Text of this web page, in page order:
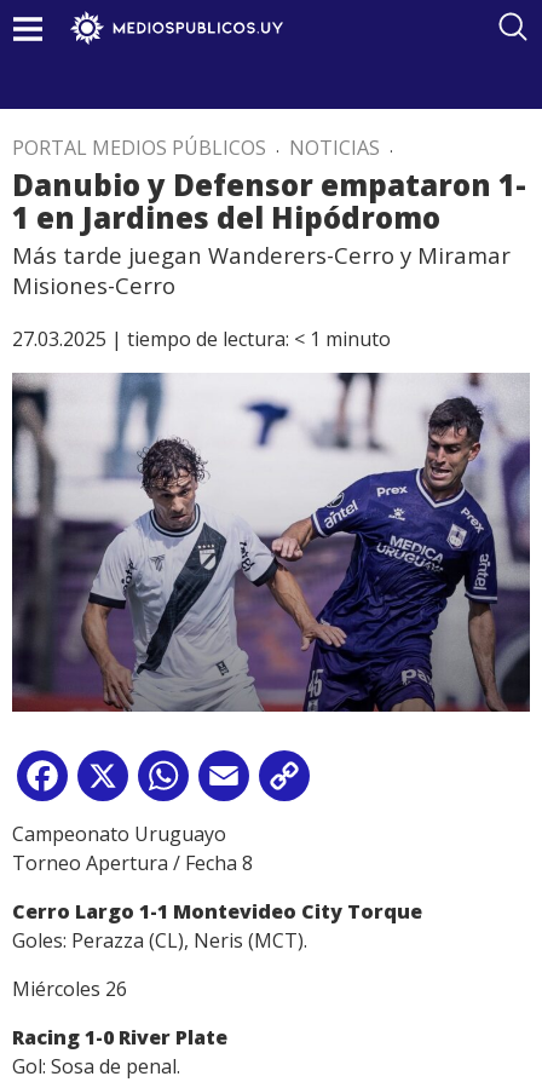
PORTAL MEDIOS PÚBLICOS . NOTICIAS .
Danubio y Defensor empataron 1-
1 en Jardines del Hipódromo
Más tarde juegan Wanderers-Cerro y Miramar
Misiones-Cerro
27.03.2025 | tiempo de lectura: < 1 minuto
Facebook
X WhatsApp
Email
Campeonato Uruguayo
Torneo Apertura / Fecha 8
Cerro Largo 1-1 Montevideo City Torque
Goles: Perazza (CL), Neris (MCT).
Miércoles 26
Racing 1-0 River Plate
Gol: Sosa de penal.